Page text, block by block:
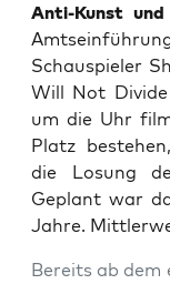
Anti-Kunst und
Schau­spie­ler
Will Not Divi­de
um die Uhr
Platz
die Losung
Geplant war
Jah­re.
Bereits ab